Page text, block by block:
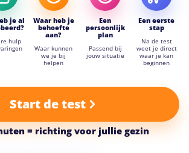
je al
hulp
Waar heb je
behoefte
aan?
Waar kunnen
we je bij
helpen
Een
persoonlijk
plan
Passend bij
jouw situatie
Een eerste
stap
Na de test
weet je direct
waar je kan
beginnen
Start de test
= richting voor jullie gezin